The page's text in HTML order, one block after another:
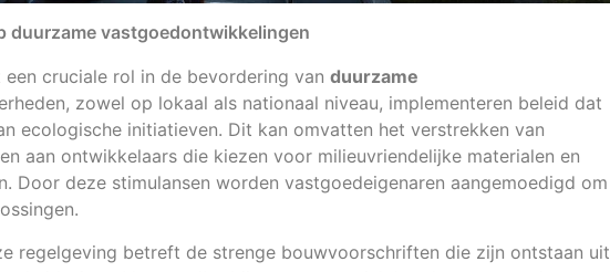
duurzame vastgoedontwikkelingen
een cruciale rol in de bevordering van duurzame
zowel op lokaal als nationaal niveau, implementeren beleid dat
ecologische initiatieven. Dit kan omvatten het verstrekken van
aan ontwikkelaars die kiezen voor milieuvriendelijke materialen en
Door deze stimulansen worden vastgoedeigenaren aangemoedigd om
regelgeving betreft de strenge bouwvoorschriften die zijn ontstaan uit